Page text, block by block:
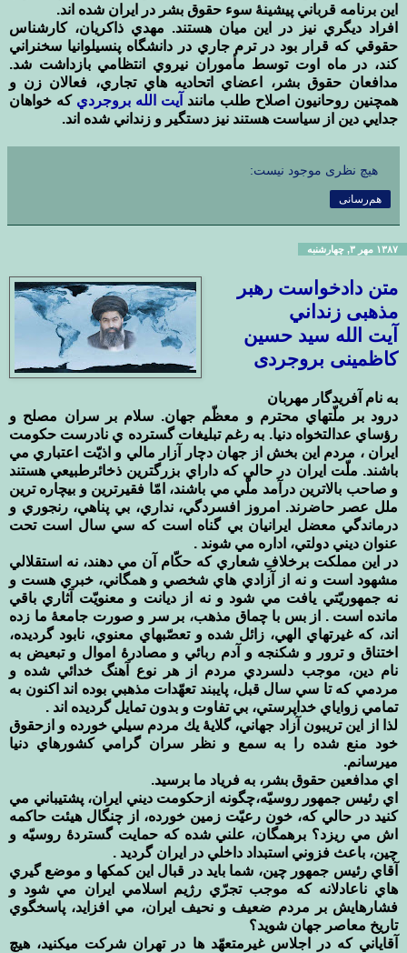
اين برنامه قرباني پيشينۀ سوء حقوق بشر در ايران شده اند.‏
افراد ديگري نيز در اين ميان هستند. مهدي ذاکريان، کارشناس
حقوقي که قرار بود در ترم جاري در دانشگاه پنسيلوانيا ‏سخنراني
کند، در ماه اوت توسط مأموران نيروي انتظامي بازداشت شد.
مدافعان حقوق بشر، اعضاي اتحاديه هاي ‏تجاري، فعالان زن و
همچنين روحانيون اصلاح طلب مانند آيت الله بروجردي که خواهان
جدايي دين از سياست هستند ‏نيز دستگير و زنداني شده اند.‏
هیچ نظری موجود نیست:
هم‌رسانی
۱۳۸۷ مهر ۳, چهارشنبه
متن دادخواست رهبر
مذهبی زنداني
آیت الله سید حسین
کاظمینی بروجردی
به نام آفريدگار مهربان
درود بر ملّتهاي محترم و معظّم جهان. سلام بر سران مصلح و
رؤساي عدالتخواه دنيا. به رغم تبليغات گسترده ي نادرست حكومت
ايران ، مردم اين بخش از جهان دچار آزار مالي و اذيّت اعتباري مي
باشند. ملّت ايران در حالي كه داراي بزرگترين ذخائرطبيعي هستند
و صاحب بالاترين درآمد ملّي مي باشند، امّا فقيرترين و بيچاره ترين
ملل عصر حاضرند. امروز افسردگي، نداري، بي پناهي، رنجوري و
درماندگي معضل ايرانيان بي گناه است كه سي سال است تحت
عنوان ديني دولتي، اداره مي شوند .
در اين مملكت برخلافِ شعاري كه حكّام آن مي دهند، نه استقلالي
مشهود است و نه از آزادي هاي شخصي و همگاني، خبري هست و
نه جمهوريّتي يافت مي شود و نه از ديانت و معنويّت آثاري باقي
مانده است . از بس با چماق مذهب، بر سر و صورت جامعۀ ما زده
اند، كه غيرتهاي الهي، زائل شده و تعصّبهاي معنوي، نابود گرديده،
اختناق و ترور و شكنجه و آدم ربائي و مصادرۀ اموال و تبعيض به
نام دين، موجب دلسردي مردم از هر نوع آهنگ خدائي شده و
مردمي كه تا سي سال قبل، پايبند تعهّدات مذهبي بوده اند اكنون به
تمامي زواياي خداپرستي، بي تفاوت و بدون تمايل گرديده اند .
لذا از اين تريبون آزاد جهاني، گلايۀ يك مردم سيلي خورده و ازحقوق
خود منع شده را به سمع و نظر سران گرامي كشورهاي دنيا
ميرسانم.
اي مدافعين حقوق بشر، به فرياد ما برسيد.
اي رئيس جمهور روسيّه،چگونه ازحكومت ديني ايران، پشتيباني مي
كنيد در حالي كه، خون رعيّت زمين خورده، از چنگال هيئت حاكمه
اش مي ريزد؟ برهمگان، علني شده كه حمايت گستردۀ روسيّه و
چين، باعث فزوني استبداد داخلي در ايران گرديد .
آقاي رئيس جمهور چين، شما بايد در قبال اين كمكها و موضع گيري
هاي ناعادلانه كه موجب تجرّي رژيم اسلامي ايران مي شود و
فشارهايش بر مردم ضعيف و نحيف ايران، مي افزايد، پاسخگوي
تاريخ معاصر جهان شويد؟
آقاياني كه در اجلاس غيرمتعهّد ها در تهران شركت ميكنيد، هيچ